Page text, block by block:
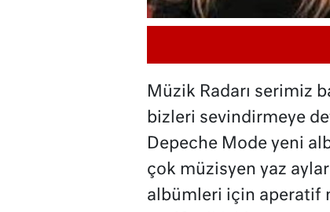
Müzik Radarı serimiz
bizleri sevindirmeye
Depeche Mode yeni
çok müzisyen yaz
albümleri için aperatif